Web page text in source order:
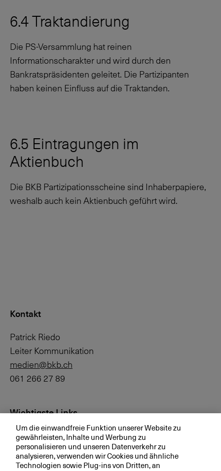
6.4 Traktandierung
Die PS-Versammlung hat reinen
Informationscharakter und wird durch den
Bankratspräsidenten geleitet. Die Partizipanten
haben keinen Einfluss auf die Traktanden.
6.5 Eintragungen im
Aktienbuch
Die BKB Partizipationsscheine sind Inhaberpapiere,
weshalb auch kein Aktienbuch geführt wird.
Kontakt
Patrick Riedo
Leiter Kommunikation
medien@bkb.ch
061 266 27 89
Wichtigste Links
Investor Relations
Medien
bkb.ch
Um die einwandfreie Funktion unserer Website zu
gewährleisten, Inhalte und Werbung zu
personalisieren und unseren Datenverkehr zu
analysieren, verwenden wir Cookies und ähnliche
Technologien sowie Plug-ins von Dritten, an